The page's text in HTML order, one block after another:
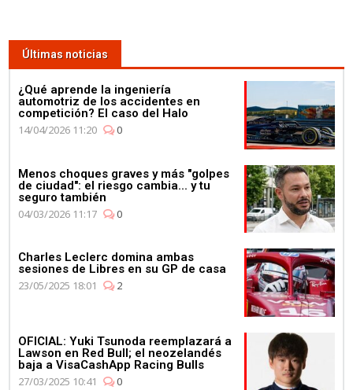
Últimas noticias
¿Qué aprende la ingeniería
automotriz de los accidentes en
competición? El caso del Halo
14/04/2026 11:20
0
Menos choques graves y más "golpes
de ciudad": el riesgo cambia... y tu
seguro también
04/03/2026 11:17
0
Charles Leclerc domina ambas
sesiones de Libres en su GP de casa
23/05/2025 18:01
2
OFICIAL: Yuki Tsunoda reemplazará a
Lawson en Red Bull; el neozelandés
baja a VisaCashApp Racing Bulls
27/03/2025 10:41
0